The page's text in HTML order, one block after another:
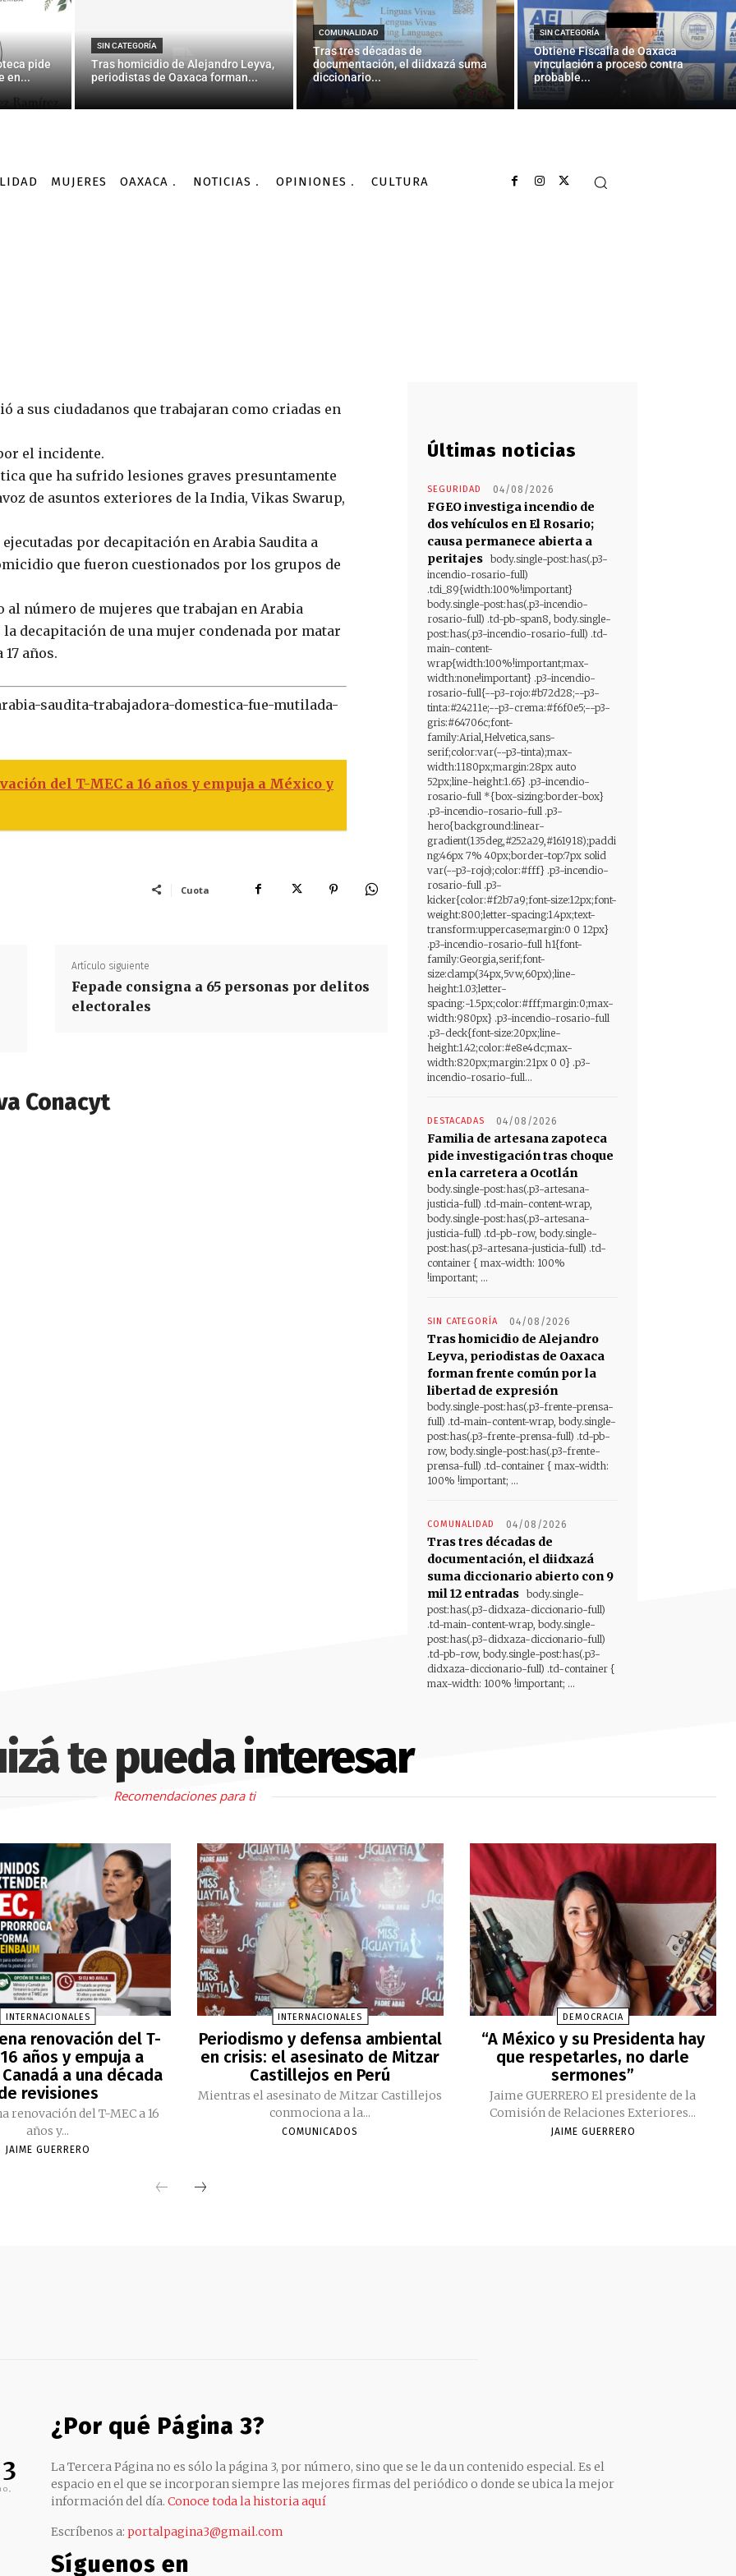
pide
en...
SIN CATEGORÍA
Tras homicidio de Alejandro Leyva,
periodistas de Oaxaca forman...
COMUNALIDAD
Tras tres décadas de
documentación, el diidxazá suma
diccionario...
SIN CATEGORÍA
Obtiene Fiscalía de Oaxaca
vinculación a proceso contra
probable...
MUJERES OAXACA NOTICIAS OPINIONES CULTURA
por denunciar sus abusos
AGENCIA INFORMATIVA CONACYT - 11/10/2015
a sus ciudadanos que trabajaran como criadas en
el incidente.
que ha sufrido lesiones graves presuntamente
de asuntos exteriores de la India, Vikas Swarup,
por decapitación en Arabia Saudita a
que fueron cuestionados por los grupos de
número de mujeres que trabajan en Arabia
decapitación de una mujer condenada por matar
años.
saudita-trabajadora-domestica-fue-mutilada-
del T-MEC a 16 años y empuja a México y
Cuota
Artículo siguiente
Fepade consigna a 65 personas por delitos
electorales
Conacyt
Últimas noticias
SEGURIDAD 04/08/2026
FGEO investiga incendio de
dos vehículos en El Rosario;
causa permanece abierta a
peritajes body.single-post:has(.p3-
incendio-rosario-full)
.tdi_89{width:100%!important}
body.single-post:has(.p3-incendio-
rosario-full) .td-pb-span8, body.single-
post:has(.p3-incendio-rosario-full) .td-
main-content-
wrap{width:100%!important;max-
width:none!important} .p3-incendio-
rosario-full{--p3-rojo:#b72d28;--p3-
tinta:#24211e;--p3-crema:#f6f0e5;--p3-
gris:#64706c;font-
family:Arial,Helvetica,sans-
serif;color:var(--p3-tinta);max-
width:1180px;margin:28px auto
52px;line-height:1.65} .p3-incendio-
rosario-full *{box-sizing:border-box}
.p3-incendio-rosario-full .p3-
hero{background:linear-
gradient(135deg,#252a29,#161918);paddi
ng:46px 7% 40px;border-top:7px solid
var(--p3-rojo);color:#fff} .p3-incendio-
rosario-full .p3-
kicker{color:#f2b7a9;font-size:12px;font-
weight:800;letter-spacing:1.4px;text-
transform:uppercase;margin:0 0 12px}
.p3-incendio-rosario-full h1{font-
family:Georgia,serif;font-
size:clamp(34px,5vw,60px);line-
height:1.03;letter-
spacing:-1.5px;color:#fff;margin:0;max-
width:980px} .p3-incendio-rosario-full
.p3-deck{font-size:20px;line-
height:1.42;color:#e8e4dc;max-
width:820px;margin:21px 0 0} .p3-
incendio-rosario-full...
DESTACADAS 04/08/2026
Familia de artesana zapoteca
pide investigación tras choque
en la carretera a Ocotlán
body.single-post:has(.p3-artesana-
justicia-full) .td-main-content-wrap,
body.single-post:has(.p3-artesana-
justicia-full) .td-pb-row, body.single-
post:has(.p3-artesana-justicia-full) .td-
container { max-width: 100%
!important; ...
SIN CATEGORÍA 04/08/2026
Tras homicidio de Alejandro
Leyva, periodistas de Oaxaca
forman frente común por la
libertad de expresión
body.single-post:has(.p3-frente-prensa-
full) .td-main-content-wrap, body.single-
post:has(.p3-frente-prensa-full) .td-pb-
row, body.single-post:has(.p3-frente-
prensa-full) .td-container { max-width:
100% !important; ...
COMUNALIDAD 04/08/2026
Tras tres décadas de
documentación, el diidxazá
suma diccionario abierto con 9
mil 12 entradas body.single-
post:has(.p3-didxaza-diccionario-full)
.td-main-content-wrap, body.single-
post:has(.p3-didxaza-diccionario-full)
.td-pb-row, body.single-post:has(.p3-
didxaza-diccionario-full) .td-container {
max-width: 100% !important; ...
te pueda interesar
Recomendaciones para ti
INTERNACIONALES
renovación del T-
16 años y empuja a
a una década
revisiones
renovación del T-MEC a 16
años y...
JAIME GUERRERO
INTERNACIONALES
Periodismo y defensa ambiental
en crisis: el asesinato de Mitzar
Castillejos en Perú
Mientras el asesinato de Mitzar Castillejos
conmociona a la...
COMUNICADOS
DEMOCRACIA
“A México y su Presidenta hay
que respetarles, no darle
sermones”
Jaime GUERRERO El presidente de la
Comisión de Relaciones Exteriores...
JAIME GUERRERO
¿Por qué Página 3?
La Tercera Página no es sólo la página 3, por número, sino que se le da un contenido especial. Es el
espacio en el que se incorporan siempre las mejores firmas del periódico o donde se ubica la mejor
información del día. Conoce toda la historia aquí
Escríbenos a: portalpagina3@gmail.com
Síguenos en